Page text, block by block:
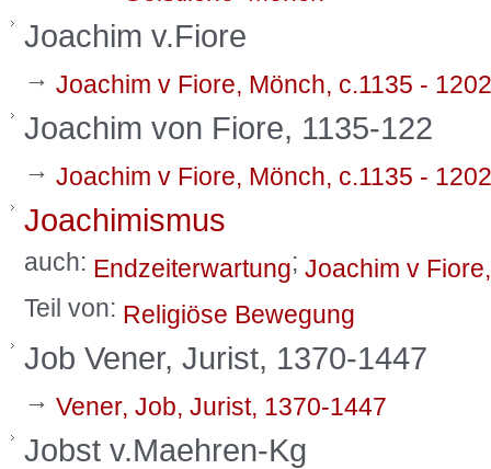
Joachim v.Fiore
→ Joachim v Fiore, Mönch, c.1135 - 1202
Joachim von Fiore, 1135-122
→ Joachim v Fiore, Mönch, c.1135 - 1202
Joachimismus
auch: Endzeiterwartung; Joachim v
Teil von: Religiöse Bewegung
Job Vener, Jurist, 1370-1447
→ Vener, Job, Jurist, 1370-1447
Jobst v.Maehren-Kg